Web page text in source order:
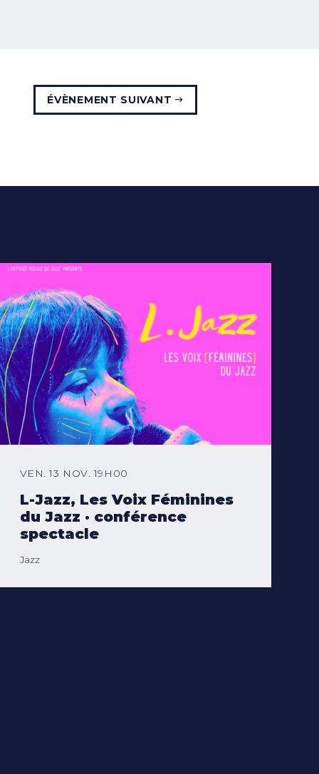
ÉVÈNEMENT SUIVANT
VEN. 13 NOV. 19H00
L-Jazz, Les Voix Féminines
du Jazz · conférence
spectacle
Jazz